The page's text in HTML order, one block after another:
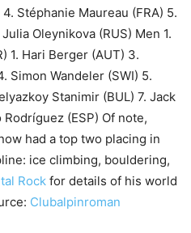
Stéphanie Maureau (FRA) 5.
Oleynikova (RUS) Men 1.
1. Hari Berger (AUT) 3.
Simon Wandeler (SWI) 5.
Stanimir (BUL) 7. Jack
(ESP) Of note,
had a top two placing in
ice climbing, bouldering,
Rock for details of his world
Clubalpinroman